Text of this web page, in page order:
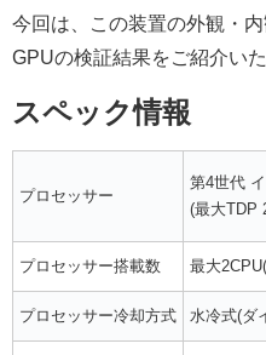
今回は、この装置の外観・
GPUの検証結果をご紹介いた
スペック情報
プロセッサー
第4世代
(最大TDP
プロセッサー搭載数 最大
プロセッサー冷却方式 水冷式(ダ